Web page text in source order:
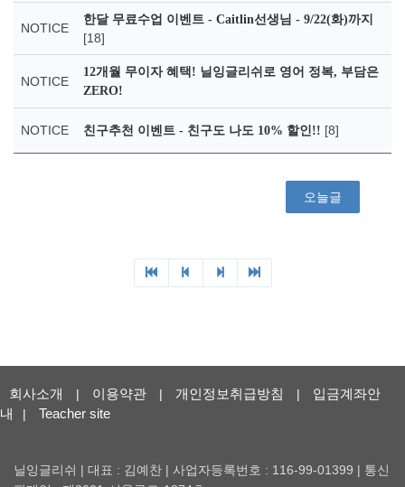
NOTICE
한달 무료수업 이벤트 - Caitlin선생님 - 9/22(화)까지
[18]
NOTICE
12개월 무이자 혜택! 닐잉글리쉬로 영어 정복, 부담은
ZERO!
NOTICE 친구추천 이벤트 - 친구도 나도 10% 할인!! [8]
오늘글
회사소개 | 이용약관 | 개인정보취급방침 |
입금계좌안
내
| Teacher site
닐잉글리쉬 | 대표 : 김예찬 | 사업자등록번호 : 116-99-01399 | 통신